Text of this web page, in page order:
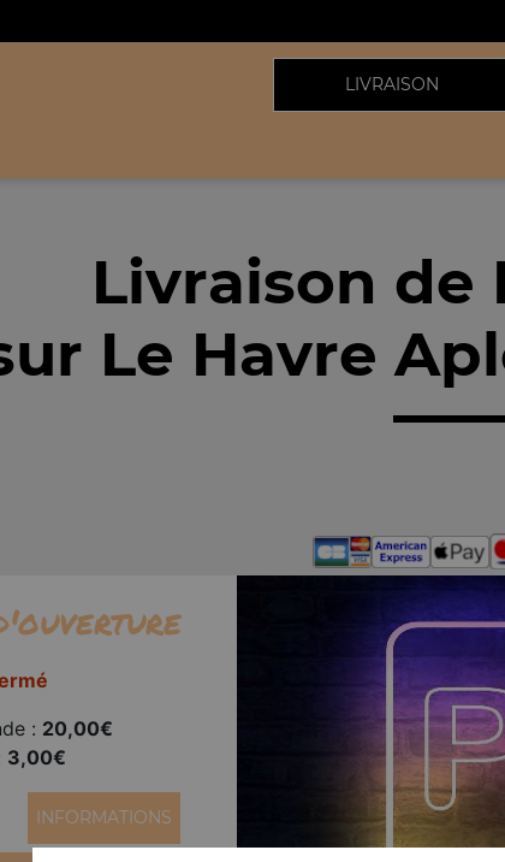
LIVRAISON
Livraison de
Le Havre
: 20,00€
3,00€
INFORMATIONS